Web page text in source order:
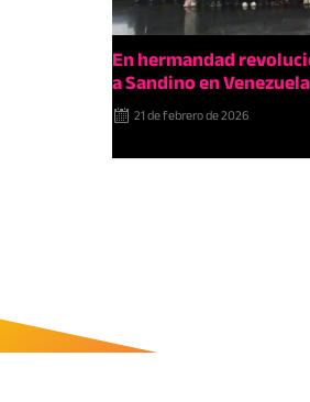
En hermandad
a Sandino en Venezuela
21 de febrero de 2026